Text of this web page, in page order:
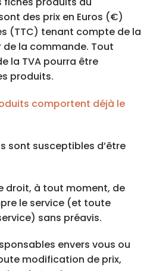
des prix en Euros (€)
(TTC) tenant compte de la
de la commande. Tout
la TVA pourra être
produits.
comportent déjà le
sont susceptibles d’être
droit, à tout moment, de
le service (et toute
sans préavis.
envers vous ou
modification de prix,